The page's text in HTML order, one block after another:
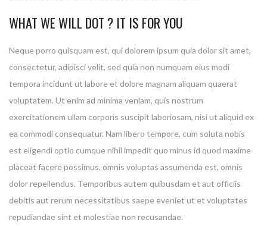
WHAT WE WILL DOT ? IT IS FOR YOU
Neque porro quisquam est, qui dolorem ipsum quia dolor sit amet,
consectetur, adipisci velit, sed quia non numquam eius modi
tempora incidunt ut labore et dolore magnam aliquam quaerat
voluptatem. Ut enim ad minima veniam, quis nostrum
exercitationem ullam corporis suscipit laboriosam, nisi ut aliquid ex
ea commodi consequatur. Nam libero tempore, cum soluta nobis
est eligendi optio cumque nihil impedit quo minus id quod maxime
placeat facere possimus, omnis voluptas assumenda est, omnis
dolor repellendus. Temporibus autem quibusdam et aut officiis
debitis aut rerum necessitatibus saepe eveniet ut et voluptates
repudiandae sint et molestiae non recusandae.